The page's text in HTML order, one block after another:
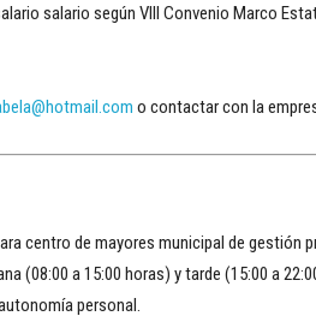
salario según VIII Convenio Marco
o contactar con la
centro de mayores municipal de gestión
(08:00 a 15:00 horas) y tarde (15:00 a
personal.